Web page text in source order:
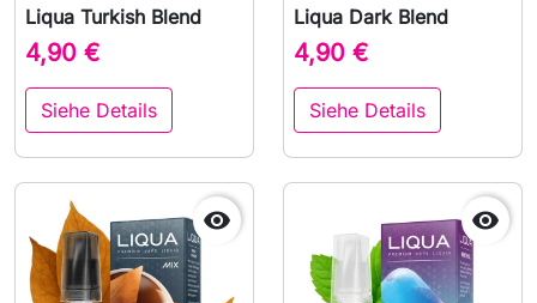
Liqua Turkish Blend
4,90 €
Siehe Details
Liqua Dark Blend
4,90 €
Siehe Details
 